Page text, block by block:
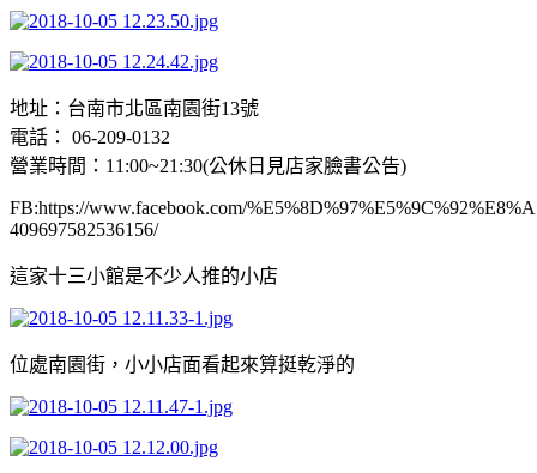
地址：台南市北區南園街13號
電話： 06-209-0132
營業時間：11:00~21:30(公休日見店家臉書公告)
FB:https://www.facebook.com/
409697582536156/
這家十三小館是不少人推的小店
位處南園街，小小店面看起來算挺乾淨的